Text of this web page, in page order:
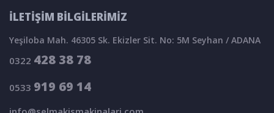
İLETİŞİM BİLGİLERİMİZ
Yeşiloba Mah. 46305 Sk. Ekizler Sit. No: 5M Seyhan / ADANA
0322 428 38 78
0533 919 69 14